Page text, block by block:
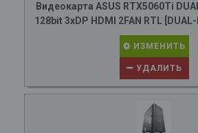
Видеокарта ASUS RTX5060Ti
128bit 3xDP HDMI 2FAN RTL
ИЗМЕНИТЬ
УДАЛИТЬ